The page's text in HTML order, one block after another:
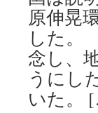
原伸晃
した。
念し、
うにし
いた。